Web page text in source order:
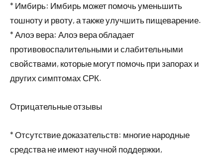
* Имбирь: Имбирь может помочь уменьшить
тошноту и рвоту, а также улучшить пищеварение.
* Алоэ вера: Алоэ вера обладает
противовоспалительными и слабительными
свойствами, которые могут помочь при запорах и
других симптомах СРК.
Отрицательные отзывы
* Отсутствие доказательств: многие народные
средства не имеют научной поддержки,